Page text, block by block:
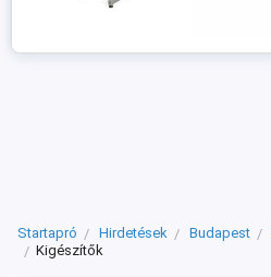
Startapró Hirdetések Budapest
Kigészítők